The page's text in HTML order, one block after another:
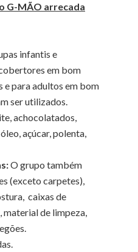
G-MÃO arrecada
infantis e
em bom
e para adultos em bom
ser utilizados.
achocolatados,
açúcar, polenta,
O grupo também
(exceto carpetes),
caixas de
de limpeza,